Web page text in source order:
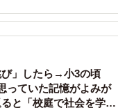
」したら→小3の頃
っていた記憶がよみが
「校庭で社会を学ん